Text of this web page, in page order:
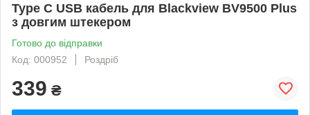
Type C USB кабель для Blackview BV9500 Plus
з довгим штекером
Готово до відправки
Код: 000952
Роздріб
339 ₴